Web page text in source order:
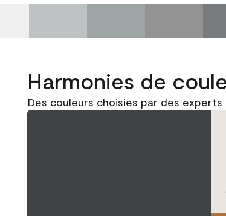
Harmonies de
Des couleurs choisies par des